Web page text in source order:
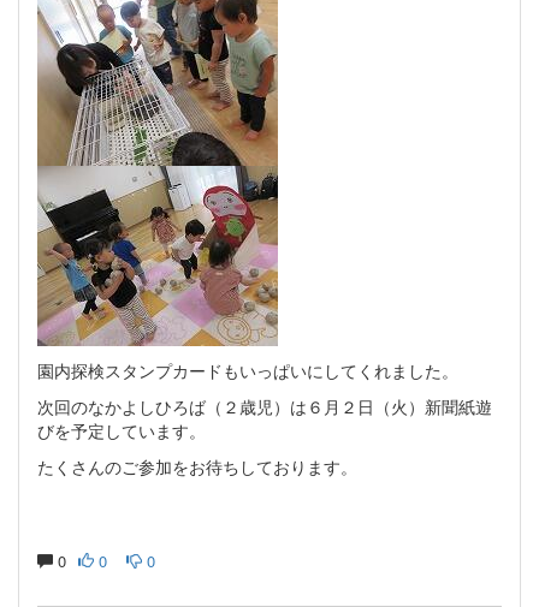
園内探検スタンプカードもいっぱいにしてくれました。
次回のなかよしひろば（２歳児）は６月２日（火）新聞紙遊
びを予定しています。
たくさんのご参加をお待ちしております。
0 0 0